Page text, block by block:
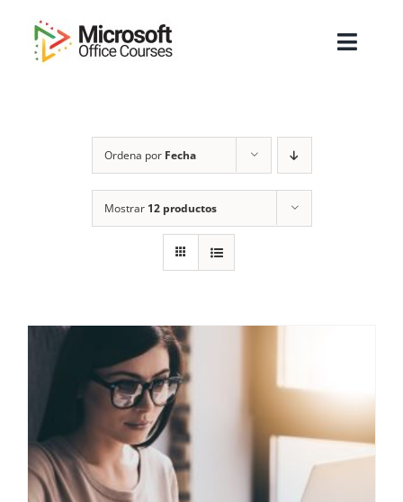
contenido
Sobre Nosotros
Cursos
Masters
Testimonios
Contactanos
Ordena por Fecha
Mostrar 12 productos